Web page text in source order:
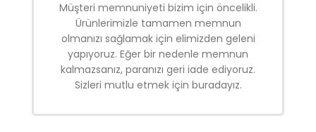
Müşteri memnuniyeti bizim için öncelikli.
Ürünlerimizle tamamen memnun
olmanızı sağlamak için elimizden geleni
yapıyoruz. Eğer bir nedenle memnun
kalmazsanız, paranızı geri iade ediyoruz.
Sizleri mutlu etmek için buradayız.